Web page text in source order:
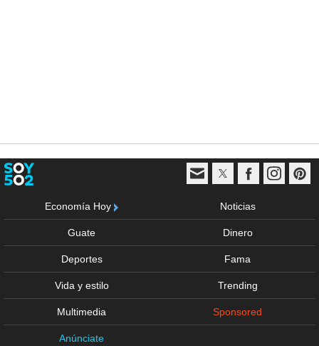
Economía Hoy Noticias
Guate Dinero
Deportes Fama
Vida y estilo Trending
Multimedia Sponsored
Anúnciate